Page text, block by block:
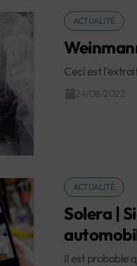
ACTUALITÉ
Ceci est
ACTUALITÉ
Solera |
Il est probable